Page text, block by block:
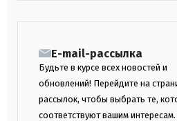
E-mail-рассылка
Будьте в курсе всех новостей и
обновлений! Перейдите на
рассылок, чтобы выбрать те,
соответствуют вашим интересам.